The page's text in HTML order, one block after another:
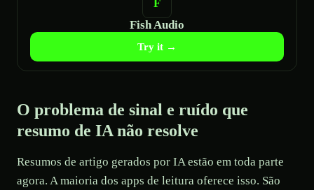
Fish Audio
Try it →
O problema de sinal e ruído que
resumo de IA não resolve
Resumos de artigo gerados por IA estão em toda parte
agora. A maioria dos apps de leitura oferece isso. São